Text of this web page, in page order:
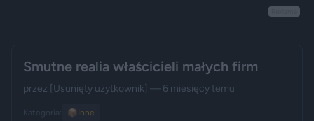
Smutne realia właścicieli małych firm
przez [Usunięty użytkownik] — 6 miesięcy temu
Kategoria: 📦 Inne